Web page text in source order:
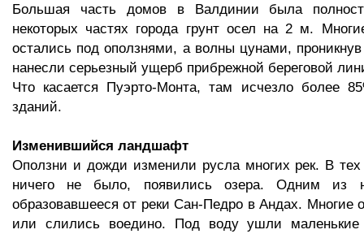
Большая часть домов в Валдинии была
некоторых частях города грунт осел на 2 м.
остались под оползнями, а волны цунами,
нанесли серьезный ущерб прибрежной береговой
Что касается Пуэрто-Монта, там исчезло более
зданий.
Изменившийся ландшафт
Оползни и дожди изменили русла многих рек. В тех
ничего не было, появились озера. Одним из
образовавшееся от реки Сан-Педро в Андах. Многие
или слились воедино. Под воду ушли маленькие